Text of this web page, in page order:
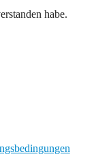
habe.